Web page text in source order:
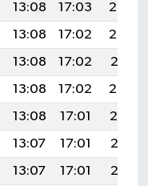
13:08 17:03
20:23
13:08 17:02
20:22
13:08 17:02
20:21
13:08 17:02
20:20
13:08 17:01
20:19
13:07 17:01
20:18
13:07 17:01
20:17